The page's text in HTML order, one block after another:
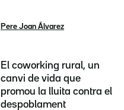
Pere Joan Álvarez
El coworking rural, un
canvi de vida que
promou la lluita contra el
despoblament